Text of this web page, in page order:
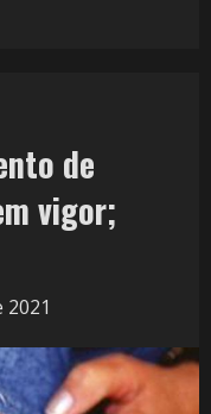
de
vigor;
2021